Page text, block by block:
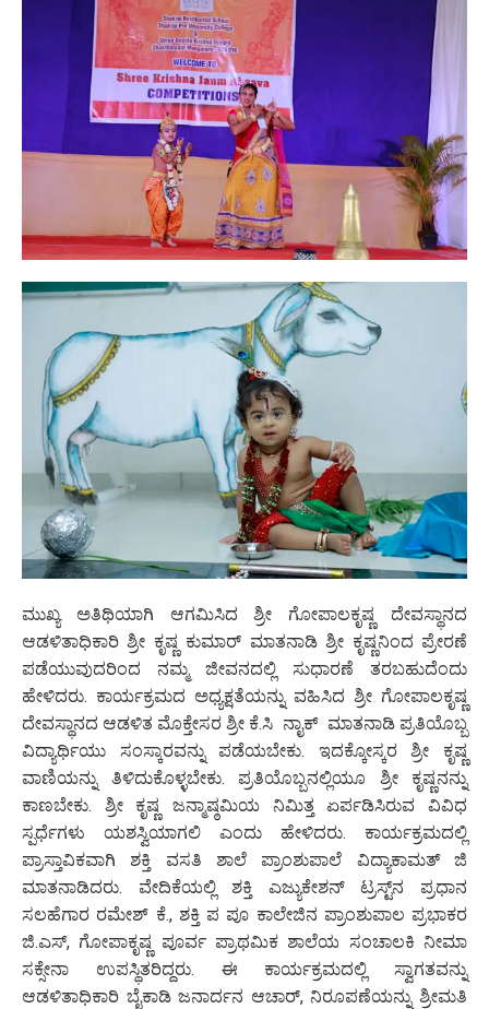
ಮುಖ್ಯ ಅತಿಥಿಯಾಗಿ ಆಗಮಿಸಿದ ಶ್ರೀ ಗೋಪಾಲಕೃಷ್ಣ ದೇವಸ್ಥಾನದ
ಆಡಳಿತಾಧಿಕಾರಿ ಶ್ರೀ ಕೃಷ್ಣ ಕುಮಾರ್ ಮಾತನಾಡಿ ಶ್ರೀ ಕೃಷ್ಣನಿಂದ ಪ್ರೇರಣೆ
ಪಡೆಯುವುದರಿಂದ ನಮ್ಮ ಜೀವನದಲ್ಲಿ ಸುಧಾರಣೆ ತರಬಹುದೆಂದು
ಹೇಳಿದರು. ಕಾರ್ಯಕ್ರಮದ ಅಧ್ಯಕ್ಷತೆಯನ್ನು ವಹಿಸಿದ ಶ್ರೀ ಗೋಪಾಲಕೃಷ್ಣ
ದೇವಸ್ಥಾನದ ಆಡಳಿತ ಮೊಕ್ತೇಸರ ಶ್ರೀ ಕೆ.ಸಿ ನಾೖಕ್‌ ಮಾತನಾಡಿ ಪ್ರತಿಯೊಬ್ಬ
ವಿದ್ಯಾರ್ಥಿಯು ಸಂಸ್ಕಾರವನ್ನು ಪಡೆಯಬೇಕು. ಇದಕ್ಕೋಸ್ಕರ ಶ್ರೀ ಕೃಷ್ಣ
ವಾಣಿಯನ್ನು ತಿಳಿದುಕೊಳ್ಳಬೇಕು. ಪ್ರತಿಯೊಬ್ಬನಲ್ಲಿಯೂ ಶ್ರೀ ಕೃಷ್ಣನನ್ನು
ಕಾಣಬೇಕು. ಶ್ರೀ ಕೃಷ್ಣ ಜನ್ಮಾಷ್ಠಮಿಯ ನಿಮಿತ್ತ ಏರ್ಪಡಿಸಿರುವ ವಿವಿಧ
ಸ್ಪರ್ಧೆಗಳು ಯಶಸ್ವಿಯಾಗಲಿ ಎಂದು ಹೇಳಿದರು. ಕಾರ್ಯಕ್ರಮದಲ್ಲಿ
ಪ್ರಾಸ್ತಾವಿಕವಾಗಿ ಶಕ್ತಿ ವಸತಿ ಶಾಲೆ ಪ್ರಾಂಶುಪಾಲೆ ವಿದ್ಯಾಕಾಮತ್ ಜಿ
ಮಾತನಾಡಿದರು. ವೇದಿಕೆಯಲ್ಲಿ ಶಕ್ತಿ ಎಜ್ಯುಕೇಶನ್‌ ಟ್ರಸ್ಟ್‌ನ ಪ್ರಧಾನ
ಸಲಹೆಗಾರ ರಮೇಶ್ ಕೆ., ಶಕ್ತಿ ಪ ಪೂ ಕಾಲೇಜಿನ ಪ್ರಾಂಶುಪಾಲ ಪ್ರಭಾಕರ
ಜಿ.ಎಸ್, ಗೋಪಾಕೃಷ್ಣ ಪೂರ್ವ ಪ್ರಾಥಮಿಕ ಶಾಲೆಯ ಸಂಚಾಲಕಿ ನೀಮಾ
ಸಕ್ಸೇನಾ ಉಪಸ್ಥಿತರಿದ್ದರು. ಈ ಕಾರ್ಯಕ್ರಮದಲ್ಲಿ ಸ್ವಾಗತವನ್ನು
ಆಡಳಿತಾಧಿಕಾರಿ ಬೈಕಾಡಿ ಜನಾರ್ದನ ಆಚಾರ್, ನಿರೂಪಣೆಯನ್ನು ಶ್ರೀಮತಿ